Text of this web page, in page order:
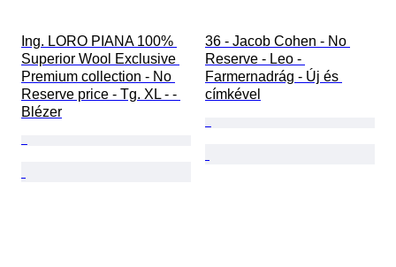
Ing. LORO PIANA 100%
Superior Wool Exclusive
Premium collection - No
Reserve price - Tg. XL - -
Blézer
36 - Jacob Cohen - No
Reserve - Leo -
Farmernadrág - Új és
címkével